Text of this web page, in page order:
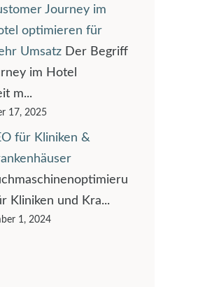
Journey im
optimieren für
Umsatz Der Begriff
im Hotel
m...
17, 2025
für Kliniken &
Kliniken und Kra...
1, 2024